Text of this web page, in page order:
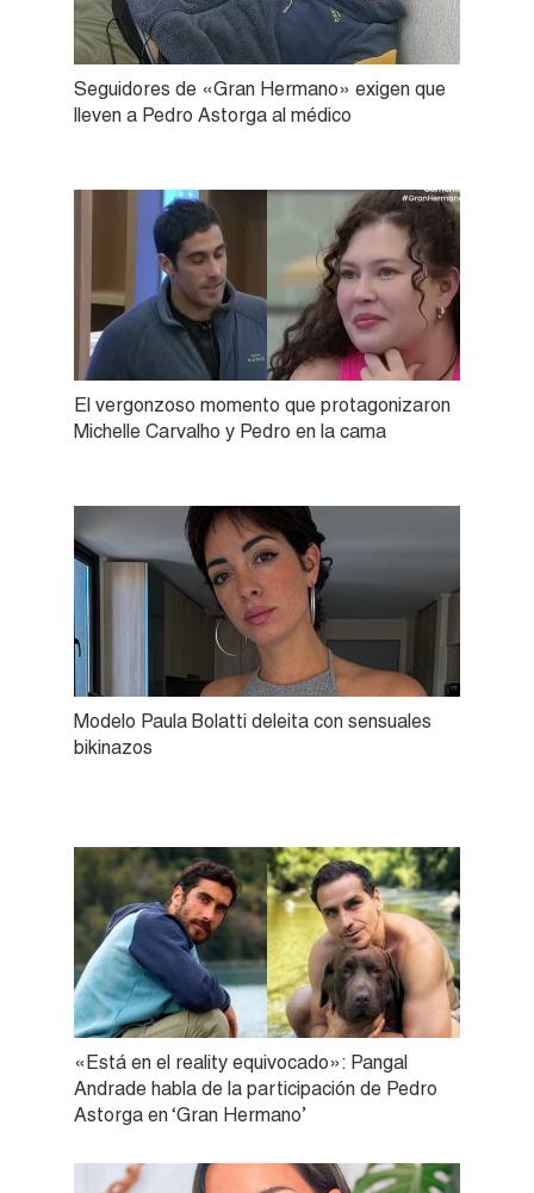
Seguidores de «Gran Hermano» exigen que
lleven a Pedro Astorga al médico
El vergonzoso momento que protagonizaron
Michelle Carvalho y Pedro en la cama
Modelo Paula Bolatti deleita con sensuales
bikinazos
«Está en el reality equivocado»: Pangal
Andrade habla de la participación de Pedro
Astorga en ‘Gran Hermano’